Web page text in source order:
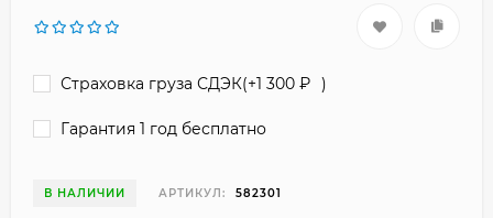
Страховка груза СДЭК(+1 300 )
Гарантия 1 год бесплатно
В НАЛИЧИИ АРТИКУЛ: 582301